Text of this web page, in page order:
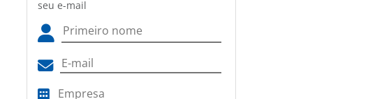
seu e-mail